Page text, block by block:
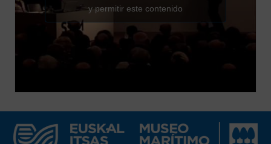
y permitir este contenido